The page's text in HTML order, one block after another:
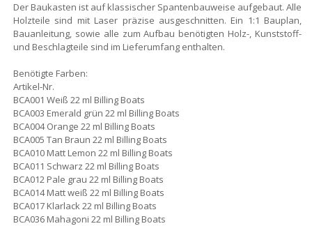
Der Baukasten ist auf klassischer Spantenbauweise aufgebaut. Alle
Holzteile sind mit Laser präzise ausgeschnitten. Ein 1:1 Bauplan,
Bauanleitung, sowie alle zum Aufbau benötigten Holz-, Kunststoff-
und Beschlagteile sind im Lieferumfang enthalten.
Benötigte Farben:
Artikel-Nr.
BCA001 Weiß 22 ml Billing Boats
BCA003 Emerald grün 22 ml Billing Boats
BCA004 Orange 22 ml Billing Boats
BCA005 Tan Braun 22 ml Billing Boats
BCA010 Matt Lemon 22 ml Billing Boats
BCA011 Schwarz 22 ml Billing Boats
BCA012 Pale grau 22 ml Billing Boats
BCA014 Matt weiß 22 ml Billing Boats
BCA017 Klarlack 22 ml Billing Boats
BCA036 Mahagoni 22 ml Billing Boats